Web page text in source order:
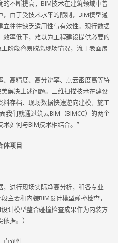
不断提高，BIM技术在建筑领域中普
由于受技术水平的限制，BIM模型通
立往往缺乏适用性与有效性。现行数据
率低下，难以为工程建设提供必要的
阶段容易脱离现场情况，流于表面展
、高精度、高分辨率、点云密度高等特
解决上述问题。三维扫描技术在建设
存档、现场数据快速逆向建模、施工
我们就通过筑云BIM（BIMCC）的两个
如何与BIM技术相结合。”
体项目
，进行现场实际净高分析，和各专业
主要和内装BIM设计模型碰撞检查，
计模型整合碰撞检查成果作为内装方
据。）
直观性